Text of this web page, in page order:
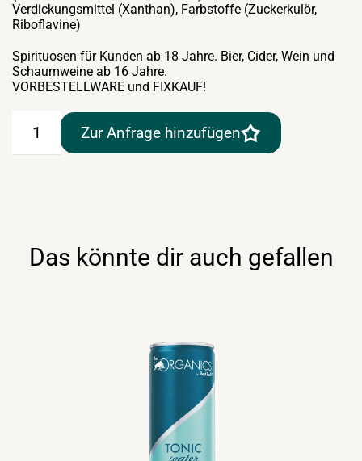
Verdickungsmittel (Xanthan), Farbstoffe (Zuckerkulör,
Riboflavine)
Spirituosen für Kunden ab 18 Jahre. Bier, Cider, Wein und
Schaumweine ab 16 Jahre.
VORBESTELLWARE und FIXKAUF!
Sugarfree
Zur Anfrage hinzufügen
Das könnte dir auch gefallen